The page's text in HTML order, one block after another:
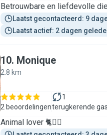
Betrouwbare en liefdevolle
Laatst gecontacteerd: 9
Laatst actief: 2 dagen
10. Monique
2.8 km
2 beoordelingen
1
terugkerende
Animal lover 🐈🐕‍🦺